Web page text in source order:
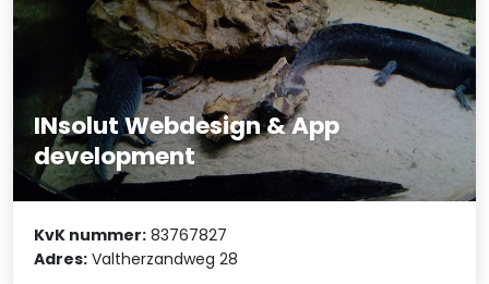
INsolut Webdesign & App
development
KvK nummer: 83767827
Adres: Valtherzandweg 28